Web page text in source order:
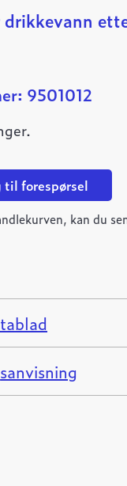
9501012
til forespørsel
kan du